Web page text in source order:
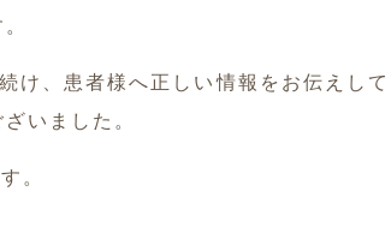
、患者様へ正しい情報をお伝えして
いました。
。